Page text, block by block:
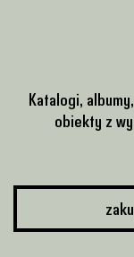
Katalogi,
obiekty z